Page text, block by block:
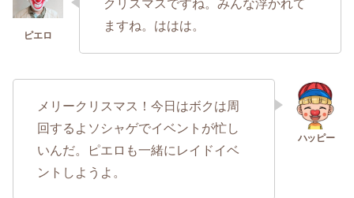
クリスマスですね。みんな浮かれて
ますね。ははは。
メリークリスマス！今日はボクは周
回するよソシャゲでイベントが忙し
いんだ。ピエロも一緒にレイドイベ
ントしようよ。